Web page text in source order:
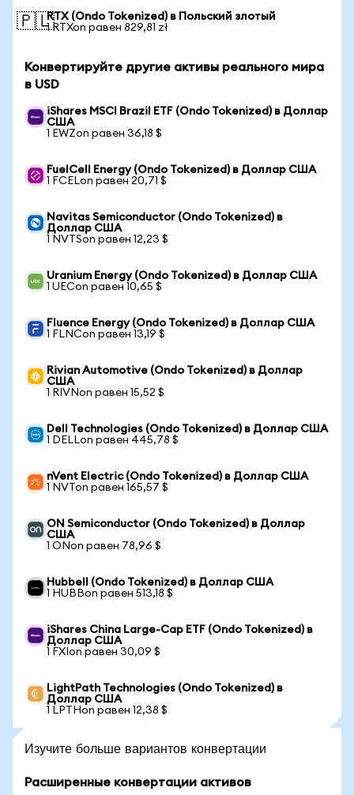
🇵🇱RTX (Ondo Tokenized) в Польский злотый
1 RTXon равен 829,81 zł
Конвертируйте другие активы реального мира
в USD
iShares MSCI Brazil ETF (Ondo Tokenized) в Доллар
США
1 EWZon равен 36,18 $
FuelCell Energy (Ondo Tokenized) в Доллар США
1 FCELon равен 20,71 $
Navitas Semiconductor (Ondo Tokenized) в
Доллар США
1 NVTSon равен 12,23 $
Uranium Energy (Ondo Tokenized) в Доллар США
1 UECon равен 10,65 $
Fluence Energy (Ondo Tokenized) в Доллар США
1 FLNCon равен 13,19 $
Rivian Automotive (Ondo Tokenized) в Доллар
США
1 RIVNon равен 15,52 $
Dell Technologies (Ondo Tokenized) в Доллар США
1 DELLon равен 445,78 $
nVent Electric (Ondo Tokenized) в Доллар США
1 NVTon равен 165,57 $
ON Semiconductor (Ondo Tokenized) в Доллар
США
1 ONon равен 78,96 $
Hubbell (Ondo Tokenized) в Доллар США
1 HUBBon равен 513,18 $
iShares China Large-Cap ETF (Ondo Tokenized) в
Доллар США
1 FXIon равен 30,09 $
LightPath Technologies (Ondo Tokenized) в
Доллар США
1 LPTHon равен 12,38 $
Изучите больше вариантов конвертации
Расширенные конвертации активов